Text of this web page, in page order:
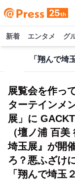
新着 エンタメ グ
「翔んで埼
展覧会を作っ
ターテインメ
展」に
（壇ノ浦 百
埼玉展』が開
ろ？悪ふざけ
「翔んで埼玉